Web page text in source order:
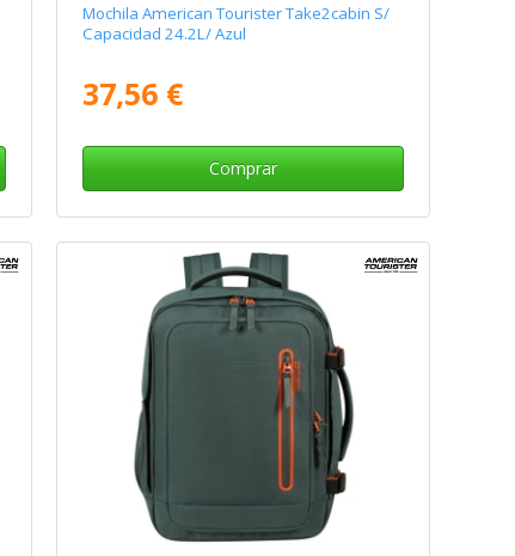
Mochila American Tourister Take2cabin S/
Capacidad 24.2L/ Azul
37,56 €
Comprar